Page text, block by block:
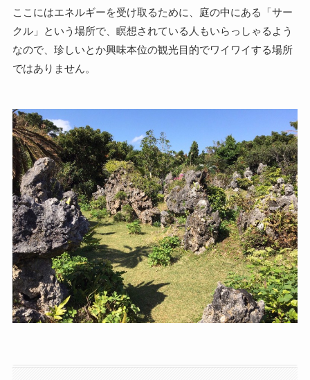
ここにはエネルギーを受け取るために、庭の中にある「サー
クル」という場所で、瞑想されている人もいらっしゃるよう
なので、珍しいとか興味本位の観光目的でワイワイする場所
ではありません。